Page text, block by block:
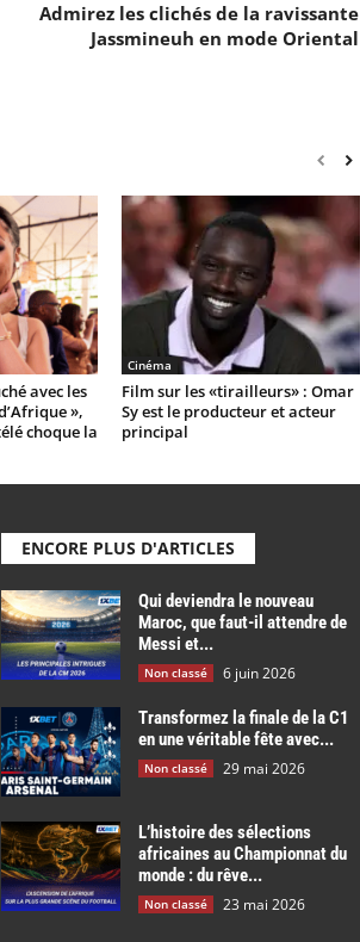
Admirez les clichés de la ravissante
Jassmineuh en mode Oriental
avec les
»,
choque la
Cinéma
Film sur les «tirailleurs» : Omar
Sy est le producteur et acteur
principal
ENCORE PLUS D'ARTICLES
Qui deviendra le nouveau
Maroc, que faut-il attendre de
Messi et...
Non classé 6 juin 2026
Transformez la finale de la C1
en une véritable fête avec...
Non classé 29 mai 2026
L’histoire des sélections
africaines au Championnat du
monde : du rêve...
Non classé 23 mai 2026